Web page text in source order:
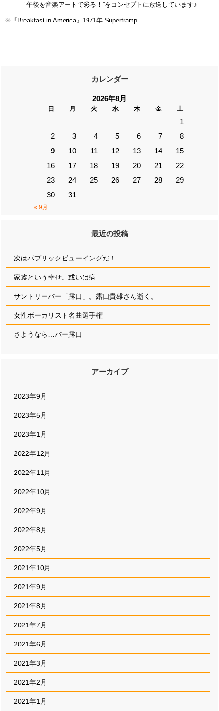
カレンダー
2026年8月
日 月 火 水 木 金 土
1
2
3 4 5 6 7
8
9
10 11 12 13 14
15
16
17 18 19 20 21
22
23
24 25 26 27 28
29
30
31
« 9月
最近の投稿
次はパブリックビューイングだ！
家族という幸せ。或いは病
サントリーバー「露口」。露口貴雄さん逝く。
女性ボーカリスト名曲選手権
さようなら…バー露口
アーカイブ
2023年9月
2023年5月
2023年1月
2022年12月
2022年11月
2022年10月
2022年9月
2022年8月
2022年5月
2021年10月
2021年9月
2021年8月
2021年7月
2021年6月
2021年3月
2021年2月
2021年1月
”午後を音楽アートで彩る！”をコンセプトに放送しています♪
※『Breakfast in America』1971年 Supertramp